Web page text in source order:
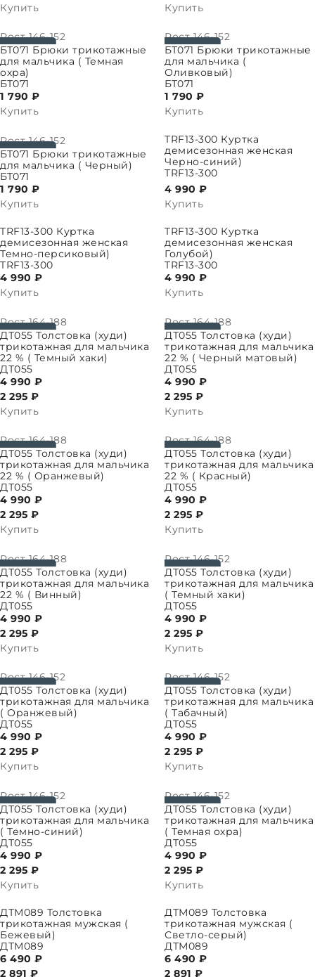
Купить
Купить
Рост 146-152
БТ071 Брюки трикотажные
для мальчика ( Темная
охра)
БТ071
1 790 ₽
Купить
Рост 146-152
ВЫБРАТЬ ПАРАМЕТРЫБТ071 Брюки трикотажные
для мальчика (
Оливковый)
БТ071
1 790 ₽
Купить
Рост 146-152
БТ071 Брюки трикотажные
для мальчика ( Черный)
БТ071
1 790 ₽
Купить
ВЫБРАТЬ ПАРАМЕТРЫ
TRF13-300 Куртка
демисезонная женская
Черно-синий)
TRF13-300
4 990 ₽
Купить
TRF13-300 Куртка
демисезонная женская
Темно-персиковый)
TRF13-300
4 990 ₽
Купить
ВЫБРАТЬ ПАРАМЕТРЫ
TRF13-300 Куртка
демисезонная женская
Голубой)
TRF13-300
4 990 ₽
Купить
Рост 164-188
ДТ055 Толстовка (худи)
трикотажная для мальчика
22 % ( Темный хаки)
ДТ055
4 990 ₽
2 295 ₽
Купить
Рост 164-188
ВЫБРАТЬ ПАРАМЕТРЫДТ055 Толстовка (худи)
трикотажная для мальчика
22 % ( Черный матовый)
ДТ055
4 990 ₽
2 295 ₽
Купить
Рост 164-188
ДТ055 Толстовка (худи)
трикотажная для мальчика
22 % ( Оранжевый)
ДТ055
4 990 ₽
2 295 ₽
Купить
Рост 164-188
ВЫБРАТЬ ПАРАМЕТРЫДТ055 Толстовка (худи)
трикотажная для мальчика
22 % ( Красный)
ДТ055
4 990 ₽
2 295 ₽
Купить
Рост 164-188
ДТ055 Толстовка (худи)
трикотажная для мальчика
22 % ( Винный)
ДТ055
4 990 ₽
2 295 ₽
Купить
Рост 146-152
ВЫБРАТЬ ПАРАМЕТРЫДТ055 Толстовка (худи)
трикотажная для мальчика
( Темный хаки)
ДТ055
4 990 ₽
2 295 ₽
Купить
Рост 146-152
ДТ055 Толстовка (худи)
трикотажная для мальчика
( Оранжевый)
ДТ055
4 990 ₽
2 295 ₽
Купить
Рост 146-152
ВЫБРАТЬ ПАРАМЕТРЫДТ055 Толстовка (худи)
трикотажная для мальчика
( Табачный)
ДТ055
4 990 ₽
2 295 ₽
Купить
Рост 146-152
ДТ055 Толстовка (худи)
трикотажная для мальчика
( Темно-синий)
ДТ055
4 990 ₽
2 295 ₽
Купить
Рост 146-152
ВЫБРАТЬ ПАРАМЕТРЫДТ055 Толстовка (худи)
трикотажная для мальчика
( Темная охра)
ДТ055
4 990 ₽
2 295 ₽
Купить
ДТМ089 Толстовка
трикотажная мужская (
Бежевый)
ДТМ089
6 490 ₽
2 891 ₽
ВЫБРАТЬ ПАРАМЕТРЫ
ДТМ089 Толстовка
трикотажная мужская (
Светло-серый)
ДТМ089
6 490 ₽
2 891 ₽